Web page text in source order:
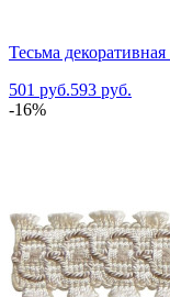
Тесьма
501 руб.593 руб.
-16%